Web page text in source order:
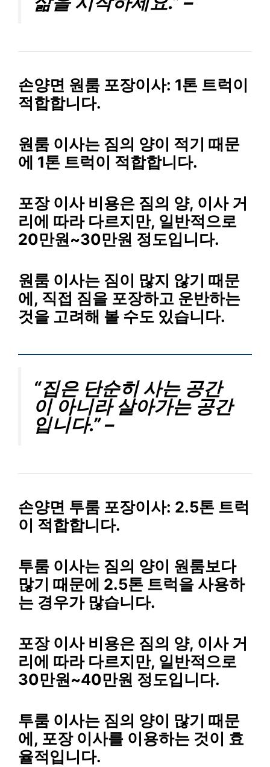
손양면 원룸 포장이사: 1톤 트럭이
적합합니다.
원룸 이사는 짐의 양이 적기 때문
에 1톤 트럭이 적합합니다.
포장 이사 비용은 짐의 양, 이사 거
리에 따라 다르지만, 일반적으로
20만원~30만원 정도입니다.
원룸 이사는 짐이 많지 않기 때문
에, 직접 짐을 포장하고 운반하는
것을 고려해 볼 수도 있습니다.
“집은 단순히 사는 공간
이 아니라 살아가는 공간
입니다.” –
손양면 투룸 포장이사: 2.5톤 트럭
이 적합합니다.
투룸 이사는 짐의 양이 원룸보다
많기 때문에 2.5톤 트럭을 사용하
는 경우가 많습니다.
포장 이사 비용은 짐의 양, 이사 거
리에 따라 다르지만, 일반적으로
30만원~40만원 정도입니다.
투룸 이사는 짐의 양이 많기 때문
에, 포장 이사를 이용하는 것이 효
율적입니다.